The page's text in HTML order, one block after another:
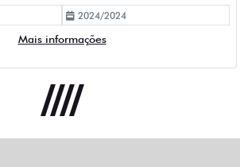
2024/2024
Mais informações